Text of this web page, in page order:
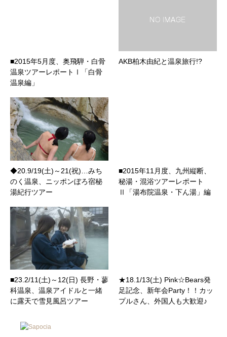
■2015年5月度、奥飛騨・白骨
温泉ツアーレポートⅠ「白骨
温泉編」
AKB柏木由紀と温泉旅行!?
◆20.9/19(土)～21(祝)…みち
のく温泉、ニッポンぼろ宿秘
湯紀行ツアー
■2015年11月度、九州縦断、
秘湯・混浴ツアーレポート
Ⅱ「湯布院温泉・下ん湯」編
■23.2/11(土)～12(日) 長野・蓼
科温泉、温泉アイドルと一緒
に露天で雪見風呂ツアー
★18.1/13(土) Pink☆Bears発
足記念、新年会Party！！カッ
プルさん、外国人も大歓迎♪